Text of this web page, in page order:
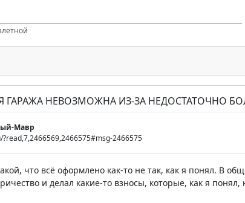
ГАРАЖА НЕВОЗМОЖНА ИЗ-ЗА НЕДОСТАТОЧНО
Мавр
2466575
что всё оформлено как-то не так, как я понял. В
и делал какие-то взносы, которые, как я